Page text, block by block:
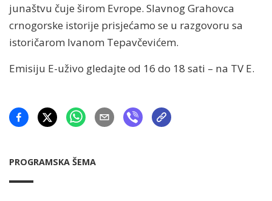
junaštvu čuje širom Evrope. Slavnog Grahovca
crnogorske istorije prisjećamo se u razgovoru sa
istoričarom Ivanom Tepavčevićem.
Emisiju E-uživo gledajte od 16 do 18 sati – na TV E.
PROGRAMSKA ŠEMA